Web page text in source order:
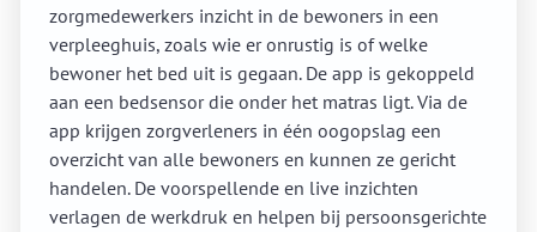
zorgmedewerkers inzicht in de bewoners in een
verpleeghuis, zoals wie er onrustig is of welke
bewoner het bed uit is gegaan. De app is gekoppeld
aan een bedsensor die onder het matras ligt. Via de
app krijgen zorgverleners in één oogopslag een
overzicht van alle bewoners en kunnen ze gericht
handelen. De voorspellende en live inzichten
verlagen de werkdruk en helpen bij persoonsgerichte